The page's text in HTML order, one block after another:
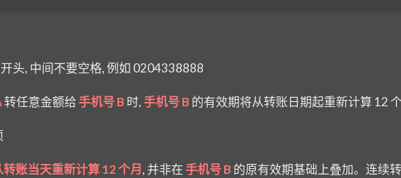
头, 中间不要空格, 例如 0204338888
转任意金额给手机号 B 时,手机号 B 的有效期将从转账日期起重新计算 12
转账当天重新计算 12 个月, 并非在手机号 B 的原有效期基础上叠加。连续